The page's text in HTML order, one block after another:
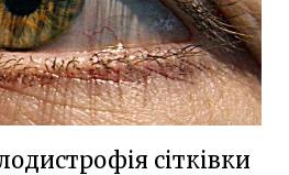
сітківки